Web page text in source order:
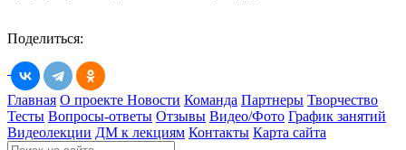
Поделиться:
Главная О проекте Новости Команда Партнеры Творчество
Тесты Вопросы-ответы Отзывы Видео/Фото График занятий
Видеолекции ДМ к лекциям Контакты Карта сайта